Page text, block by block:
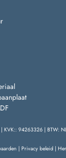
KVK:: 94263326 | BTW:
| Privacy beleid |